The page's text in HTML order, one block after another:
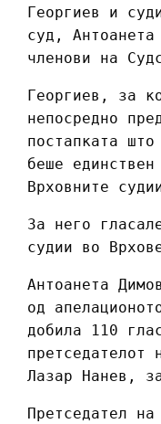
Георгиев и
суд,
членови на
Георгиев, за
непосредно
постапката
беше
Врховните
За него
судии во
Антоанета
од
добила 110
претседателот
Лазар Нанев,
Претседател